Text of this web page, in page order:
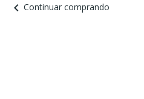
chevron_left Continuar comprando